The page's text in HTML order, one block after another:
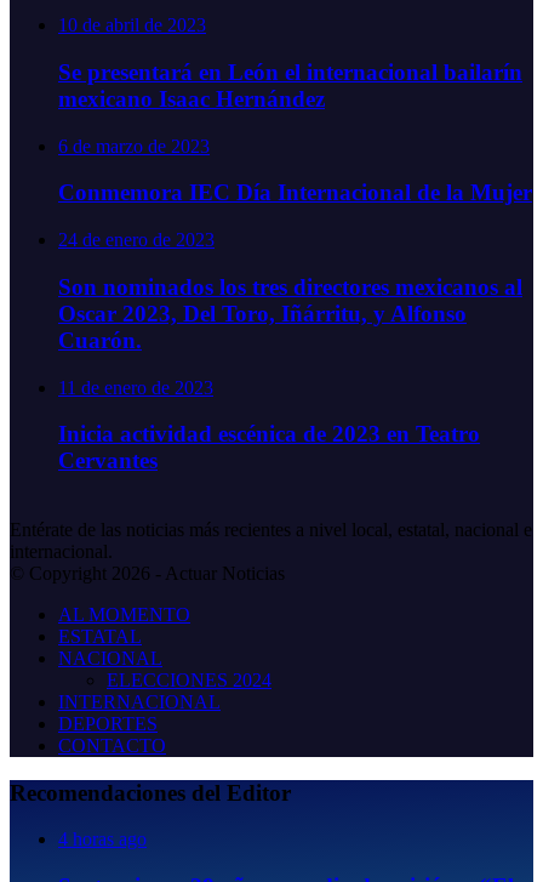
10 de abril de 2023
Se presentará en León el internacional bailarín
mexicano Isaac Hernández
6 de marzo de 2023
Conmemora IEC Día Internacional de la Mujer
24 de enero de 2023
Son nominados los tres directores mexicanos al
Oscar 2023, Del Toro, Iñárritu, y Alfonso
Cuarón.
11 de enero de 2023
Inicia actividad escénica de 2023 en Teatro
Cervantes
Entérate de las noticias más recientes a nivel local, estatal, nacional e
internacional.
© Copyright 2026 - Actuar Noticias
AL MOMENTO
ESTATAL
NACIONAL
ELECCIONES 2024
INTERNACIONAL
DEPORTES
CONTACTO
Recomendaciones del Editor
4 horas ago